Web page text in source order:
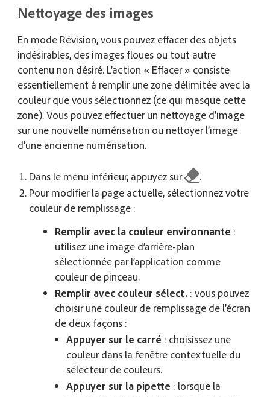
Nettoyage des images
En mode Révision, vous pouvez effacer des objets
indésirables, des images floues ou tout autre
contenu non désiré. L’action « Effacer » consiste
essentiellement à remplir une zone délimitée avec la
couleur que vous sélectionnez (ce qui masque cette
zone). Vous pouvez effectuer un nettoyage d’image
sur une nouvelle numérisation ou nettoyer l’image
d’une ancienne numérisation.
Dans le menu inférieur, appuyez sur
.
Pour modifier la page actuelle, sélectionnez votre
couleur de remplissage :
Remplir avec la couleur environnante :
utilisez une image d’arrière-plan
sélectionnée par l’application comme
couleur de pinceau.
Remplir avec couleur sélect. : vous pouvez
choisir une couleur de remplissage de l’écran
de deux façons :
Appuyer sur le carré : choisissez une
couleur dans la fenêtre contextuelle du
sélecteur de couleurs.
Appuyer sur la pipette : lorsque la